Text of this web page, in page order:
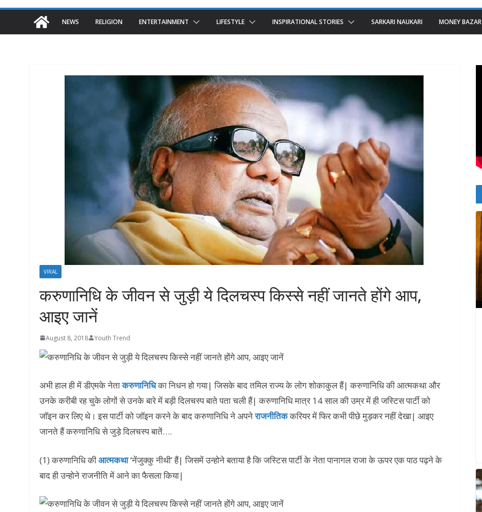
NEWS RELIGION ENTERTAINMENT LIFESTYLE INSPIRATIONAL STORIES SARKARI NAUKARI MONEY BAZAR
VIRAL
करुणानिधि के जीवन से जुड़ी ये दिलचस्प किस्से नहीं जानते होंगे आप,
आइए जानें
August 8, 2018 Youth Trend
अभी हाल ही में डीएमके नेताकरुणानिधिका निधन हो गया| जिसके बाद तमिल राज्य के लोग शोकाकुल हैं| करुणानिधि की आत्मकथा और
उनके करीबी रह चुके लोगों से उनके बारे में बड़ी दिलचस्प बाते पता चली हैं| करुणानिधि मात्र 14 साल की उम्र में ही जस्टिस पार्टी को
जॉइन कर लिए थे। इस पार्टी को जॉइन करने के बाद करुणानिधि ने अपनेराजनीतिककरियर में फिर कभी पीछे मुड़कर नहीं देखा| आइए
जानते हैं करुणानिधि से जुड़े दिलचस्प बातें….
(1) करुणानिधि कीआत्मकथा‘नेंजुक्कु नीथी’ हैं| जिसमें उन्होने बताया है कि जस्टिस पार्टी के नेता पानागल राजा के ऊपर एक पाठ पढ़ने के
बाद ही उन्होने राजनीति में आने का फैसला किया|